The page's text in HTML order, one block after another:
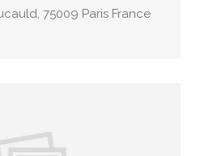
75009 Paris France